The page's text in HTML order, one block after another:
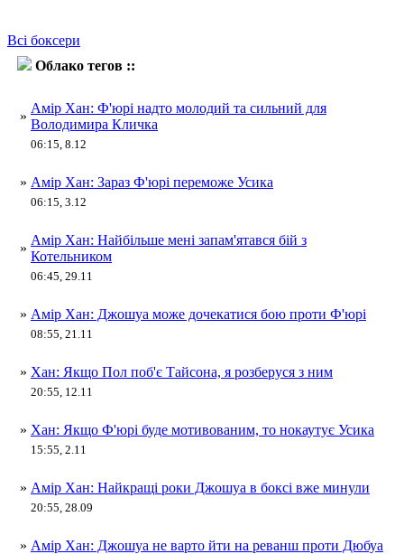
Всі боксери
Облако тегов ::
»
Амір Хан: Ф'юрі надто молодий та сильний для
Володимира Кличка
06:15, 8.12
» Амір Хан: Зараз Ф'юрі переможе Усика
06:15, 3.12
»
Амір Хан: Найбільше мені запам'ятався бій з
Котельником
06:45, 29.11
» Амір Хан: Джошуа може дочекатися бою проти Ф'юрі
08:55, 21.11
» Хан: Якщо Пол поб'є Тайсона, я розберуся з ним
20:55, 12.11
» Хан: Якщо Ф'юрі буде мотивованим, то нокаутує Усика
15:55, 2.11
» Амір Хан: Найкращі роки Джошуа в боксі вже минули
20:55, 28.09
» Амір Хан: Джошуа не варто йти на реванш проти Дюбуа